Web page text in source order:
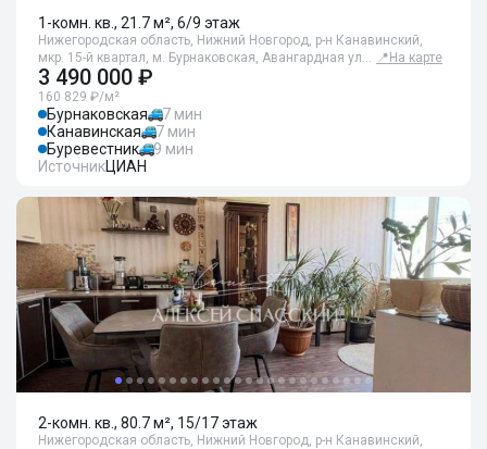
1-комн. кв., 21.7 м², 6/9 этаж
Нижегородская область, Нижний Новгород, р-н Канавинский,
мкр. 15-й квартал, м. Бурнаковская, Авангардная ул… 📍 На карте
3 490 000 ₽
160 829 ₽/м²
Бурнаковская
7 мин
Канавинская
7 мин
Буревестник
9 мин
ИсточникЦИАН
2-комн. кв., 80.7 м², 15/17 этаж
Нижегородская область, Нижний Новгород, р-н Канавинский,